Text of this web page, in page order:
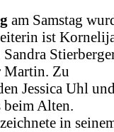
am Samstag
ist
Martin. Zu
Jessica Uhl
beim Alten.
in